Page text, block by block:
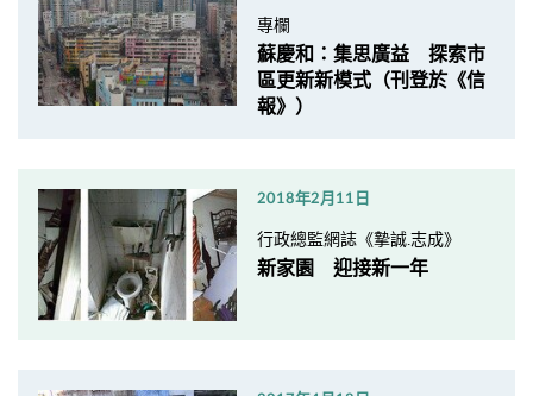
專欄
蘇慶和：集思廣益 探索市
區更新新模式（刊登於《信
報》）
2018年2月11日
行政總監網誌《摯誠.志成》
新家園 迎接新一年